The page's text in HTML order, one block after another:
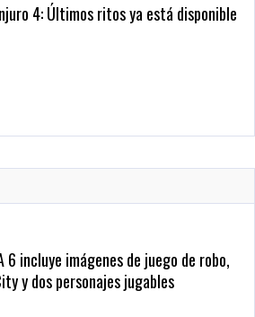
4: Últimos ritos ya está disponible
tiendas digitales su racha de
6 incluye imágenes de juego de robo,
y dos personajes jugables